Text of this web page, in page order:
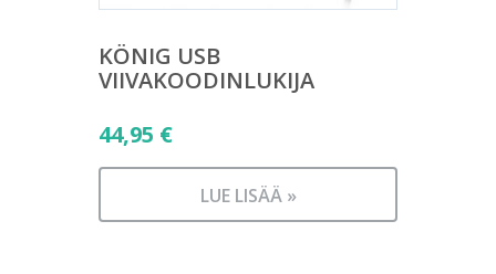
KÖNIG USB
VIIVAKOODINLUKIJA
44,95 €
LUE LISÄÄ »